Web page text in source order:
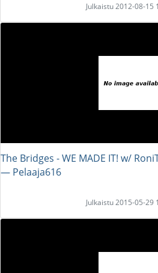
Julkaistu 2012-08-
The Bridges - WE MADE IT! w/
― Pelaaja616
Julkaistu 2015-05-